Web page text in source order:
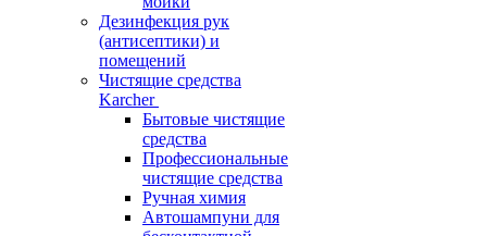
Дезинфекция рук
(антисептики) и
помещений
Чистящие средства
Karcher
Бытовые чистящие
средства
Профессиональные
чистящие средства
Ручная химия
Автошампуни для